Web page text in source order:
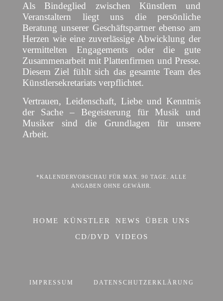
Als Bindeglied zwischen Künstlern und
Veranstaltern liegt uns die persönliche
Beratung unserer Geschäftspartner ebenso am
Herzen wie eine zuverlässige Abwicklung der
vermittelten Engagements oder die gute
Zusammenarbeit mit Plattenfirmen und Presse.
Diesem Ziel fühlt sich das gesamte Team des
Künstlersekretariats verpflichtet.
Vertrauen, Leidenschaft, Liebe und Kenntnis
der Sache – Begeisterung für Musik und
Musiker sind die Grundlagen für unsere
Arbeit.
*KALENDERVORSCHAU FÜR MAX. 90 TAGE. ALLE
ANGABEN OHNE GEWÄHR.
HOME KÜNSTLER NEWS
ÜBER UNS
CD/DVD
VIDEOS
IMPRESSUM DATENSCHUTZERKLÄRUNG